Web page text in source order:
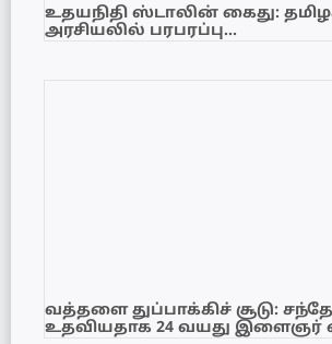
உதயநிதி ஸ்டாலின் கைது:
அரசியலில் பரபரப்பு…
வத்தளை துப்பாக்கிச் சூடு:
உதவியதாக 24 வயது இளைஞர்